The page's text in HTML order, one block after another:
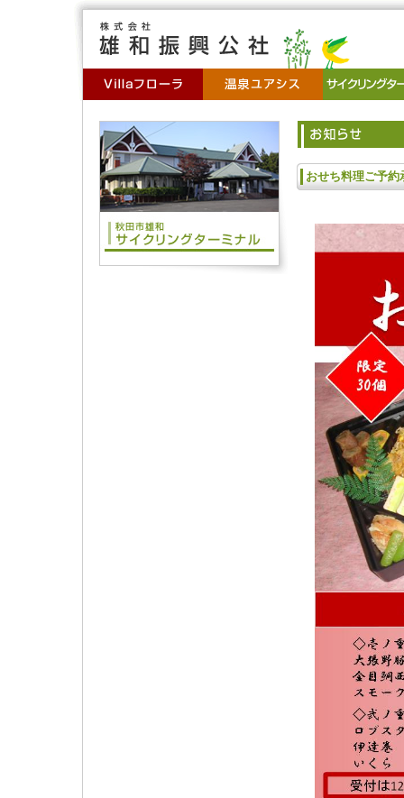
おせち料理ご予